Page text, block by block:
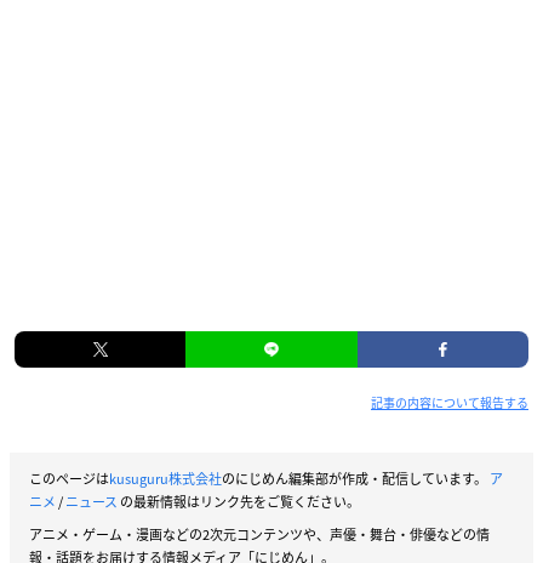
記事の内容について報告する
このページはkusuguru株式会社のにじめん編集部が作成・配信しています。 ア
ニメ/ニュース の最新情報はリンク先をご覧ください。
アニメ・ゲーム・漫画などの2次元コンテンツや、声優・舞台・俳優などの情
報・話題をお届けする情報メディア「にじめん」。